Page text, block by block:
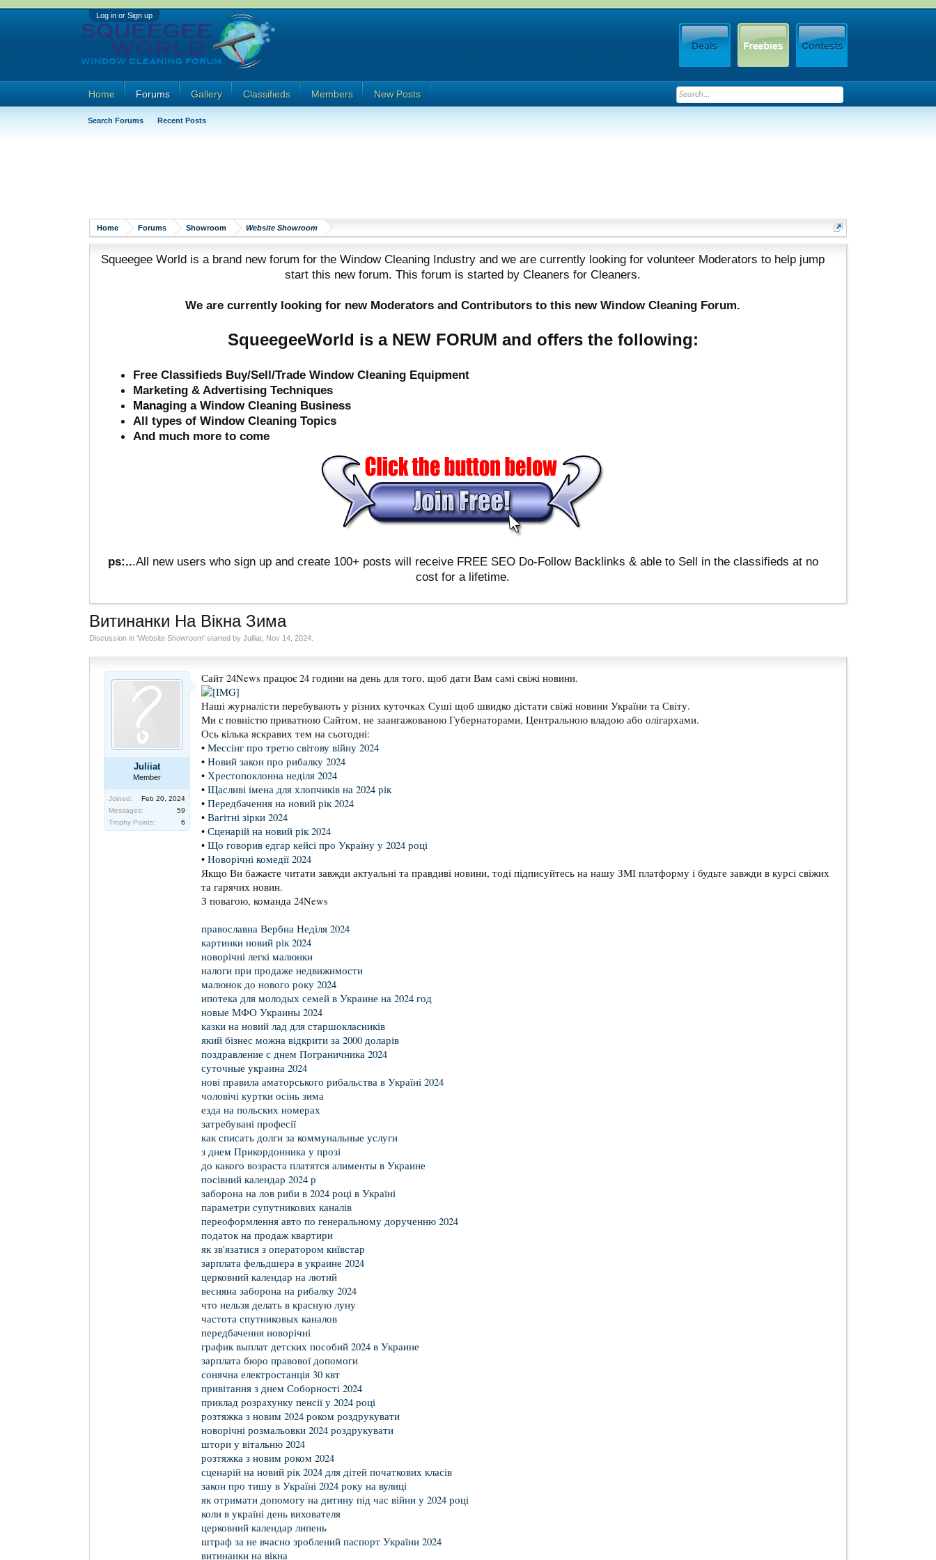
Log in or Sign up
Home Forums Showroom Website Showroom
Squeegee World is a brand new forum for the Window Cleaning Industry and we are currently looking for volunteer Moderators to help jump
start this new forum. This forum is started by Cleaners for Cleaners.
We are currently looking for new Moderators and Contributors to this new Window Cleaning Forum.
SqueegeeWorld is a NEW FORUM and offers the following:
Free Classifieds Buy/Sell/Trade Window Cleaning Equipment
Marketing & Advertising Techniques
Managing a Window Cleaning Business
All types of Window Cleaning Topics
And much more to come
ps:...All new users who sign up and create 100+ posts will receive FREE SEO Do-Follow Backlinks & able to Sell in the classifieds at no
cost for a lifetime.
Витинанки На Вікна Зима
Discussion in 'Website Showroom' started by Juliiat, Nov 14, 2024.
Juliiat
Member
Joined:
Feb 20, 2024
Messages:
59
Trophy Points:
6
Сайт 24News працює 24 години на день для того, щоб дати Вам самі свіжі новини.
Наші журналісти перебувають у різних куточках Суші щоб швидко дістати свіжі новини України та Світу.
Ми є повністю приватною Сайтом, не заангажованою Губернаторами, Центральною владою або олігархами.
Ось кілька яскравих тем на сьогодні:
• Мессінг про третю світову війну 2024
• Новий закон про рибалку 2024
• Хрестопоклонна неділя 2024
• Щасливі імена для хлопчиків на 2024 рік
• Передбачення на новий рік 2024
• Вагітні зірки 2024
• Сценарій на новий рік 2024
• Що говорив едгар кейсі про Україну у 2024 році
• Новорічні комедії 2024
Якщо Ви бажаєте читати завжди актуальні та правдиві новини, тоді підписуйтесь на нашу ЗМІ платформу і будьте завжди в курсі свіжих
та гарячих новин.
З повагою, команда 24News
православна Вербна Неділя 2024
картинки новий рік 2024
новорічні легкі малюнки
налоги при продаже недвижимости
малюнок до нового року 2024
ипотека для молодых семей в Украине на 2024 год
новые МФО Украины 2024
казки на новий лад для старшокласників
який бізнес можна відкрити за 2000 доларів
поздравление с днем Пограничника 2024
суточные украина 2024
нові правила аматорського рибальства в Україні 2024
чоловічі куртки осінь зима
езда на польских номерах
затребувані професії
как списать долги за коммунальные услуги
з днем Прикордонника у прозі
до какого возраста платятся алименты в Украине
посівний календар 2024 р
заборона на лов риби в 2024 році в Україні
параметри супутникових каналів
переоформлення авто по генеральному дорученню 2024
податок на продаж квартири
як зв'язатися з оператором київстар
зарплата фельдшера в украине 2024
церковний календар на лютий
весняна заборона на рибалку 2024
что нельзя делать в красную луну
частота спутниковых каналов
передбачення новорічні
график выплат детских пособий 2024 в Украине
зарплата бюро правової допомоги
сонячна електростанція 30 квт
привітання з днем Соборності 2024
приклад розрахунку пенсії у 2024 році
розтяжка з новим 2024 роком роздрукувати
новорічні розмальовки 2024 роздрукувати
штори у вітальню 2024
розтяжка з новим роком 2024
сценарій на новий рік 2024 для дітей початкових класів
закон про тишу в Україні 2024 року на вулиці
як отримати допомогу на дитину під час війни у 2024 році
коли в україні день вихователя
церковний календар липень
штраф за не вчасно зроблений паспорт України 2024
витинанки на вікна
Home Forums
Search Forums Recent Posts
Gallery Classifieds Members New Posts